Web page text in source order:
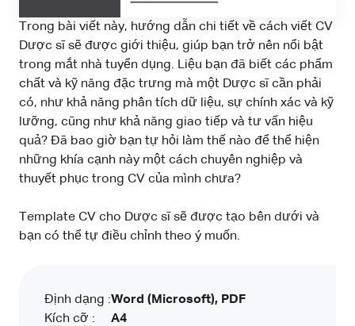
Trong bài viết này, hướng dẫn chi tiết về cách viết CV
Dược sĩ sẽ được giới thiệu, giúp bạn trở nên nổi bật
trong mắt nhà tuyển dụng. Liệu bạn đã biết các phẩm
chất và kỹ năng đặc trưng mà một Dược sĩ cần phải
có, như khả năng phân tích dữ liệu, sự chính xác và kỹ
lưỡng, cũng như khả năng giao tiếp và tư vấn hiệu
quả? Đã bao giờ bạn tự hỏi làm thế nào để thể hiện
những khía cạnh này một cách chuyên nghiệp và
thuyết phục trong CV của mình chưa?
Template CV cho Dược sĩ sẽ được tạo bên dưới và
bạn có thể tự điều chỉnh theo ý muốn.
Định dạng :
Kích cỡ :
Word (Microsoft), PDF
A4